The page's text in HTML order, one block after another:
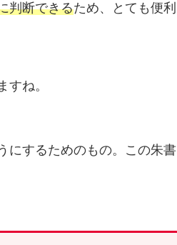
判断できるため、とても便利
すね。
にするためのもの。この朱書